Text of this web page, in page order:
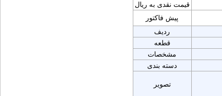
قیمت نقدی به ریال
پیش فاکتور
ردیف
قطعه
مشخصات
دسته بندی
تصویر